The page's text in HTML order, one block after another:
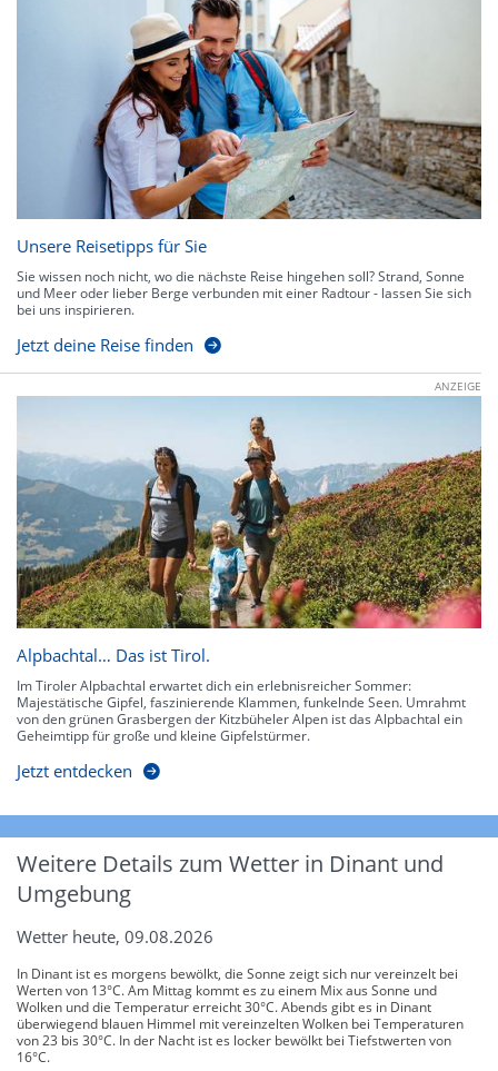
Unsere Reisetipps für Sie
Sie wissen noch nicht, wo die nächste Reise hingehen soll? Strand, Sonne
und Meer oder lieber Berge verbunden mit einer Radtour - lassen Sie sich
bei uns inspirieren.
Jetzt deine Reise finden
ANZEIGE
Alpbachtal… Das ist Tirol.
Im Tiroler Alpbachtal erwartet dich ein erlebnisreicher Sommer:
Majestätische Gipfel, faszinierende Klammen, funkelnde Seen. Umrahmt
von den grünen Grasbergen der Kitzbüheler Alpen ist das Alpbachtal ein
Geheimtipp für große und kleine Gipfelstürmer.
Jetzt entdecken
Weitere Details zum Wetter in Dinant und
Umgebung
Wetter heute, 09.08.2026
In Dinant ist es morgens bewölkt, die Sonne zeigt sich nur vereinzelt bei
Werten von 13°C. Am Mittag kommt es zu einem Mix aus Sonne und
Wolken und die Temperatur erreicht 30°C. Abends gibt es in Dinant
überwiegend blauen Himmel mit vereinzelten Wolken bei Temperaturen
von 23 bis 30°C. In der Nacht ist es locker bewölkt bei Tiefstwerten von
16°C.